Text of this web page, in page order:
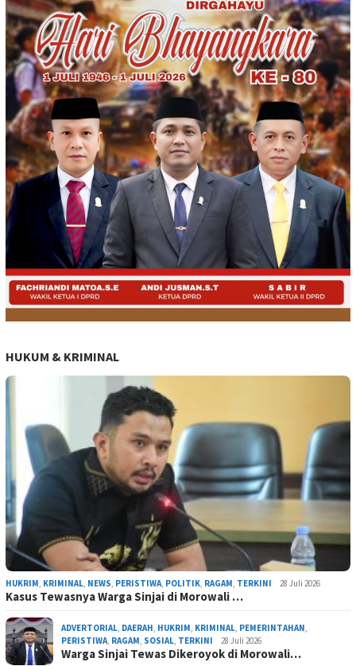
HUKUM & KRIMINAL
HUKRIM, KRIMINAL, NEWS, PERISTIWA, POLITIK, RAGAM, TERKINI 28 Juli 2026
Kasus Tewasnya Warga Sinjai di Morowali …
ADVERTORIAL, DAERAH, HUKRIM, KRIMINAL, PEMERINTAHAN,
PERISTIWA, RAGAM, SOSIAL, TERKINI 28 Juli 2026
Warga Sinjai Tewas Dikeroyok di Morowali…